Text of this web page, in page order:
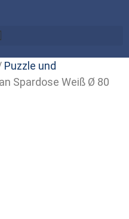
Puzzle und
Spardose Weiß Ø 80